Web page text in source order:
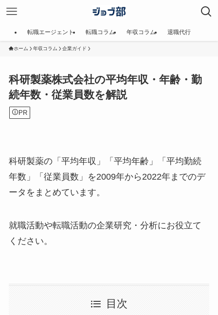
転職エージェント 転職コラム 年収コラム 退職代行
ホーム 年収コラム 企業ガイド
科研製薬株式会社の平均年収・年齢・勤
続年数・従業員数を解説
PR
科研製薬の「平均年収」「平均年齢」「平均勤続
年数」「従業員数」を2009年から2022年までのデ
ータをまとめています。
就職活動や転職活動の企業研究・分析にお役立て
ください。
目次